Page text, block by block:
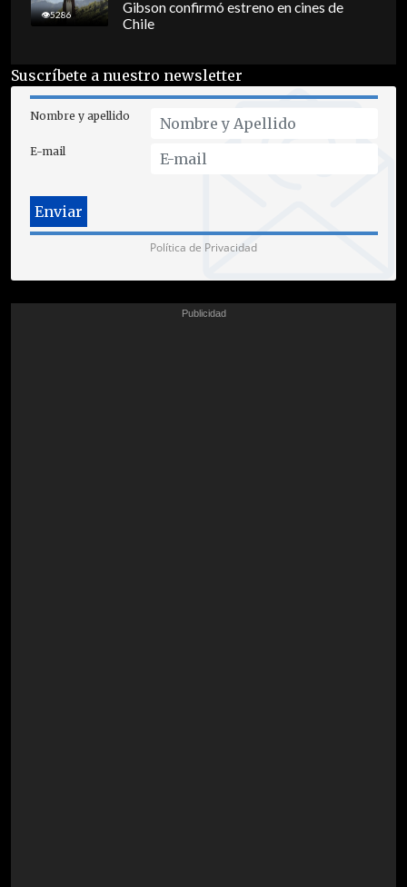
5286
Gibson confirmó estreno en cines de
Chile
Suscríbete a nuestro newsletter
Nombre y apellido
E-mail
Política de Privacidad